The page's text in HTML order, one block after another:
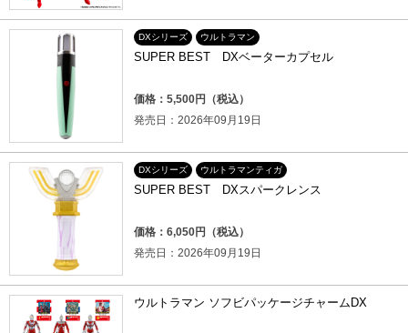
DXシリーズ ウルトラマン
SUPER BEST DXベーターカプセル
価格：5,500円（税込）
発売日：2026年09月19日
DXシリーズ ウルトラマンティガ
SUPER BEST DXスパークレンス
価格：6,050円（税込）
発売日：2026年09月19日
ウルトラマン ソフビパッケージチャームDX